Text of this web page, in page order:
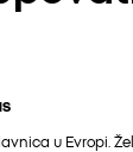
u Evropi.